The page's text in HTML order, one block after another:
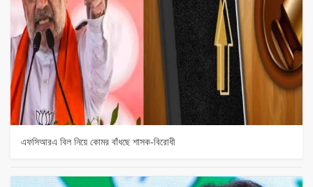
এফসিআরএ বিল নিয়ে কোমর বাঁধছে শাসক-বিরোধী